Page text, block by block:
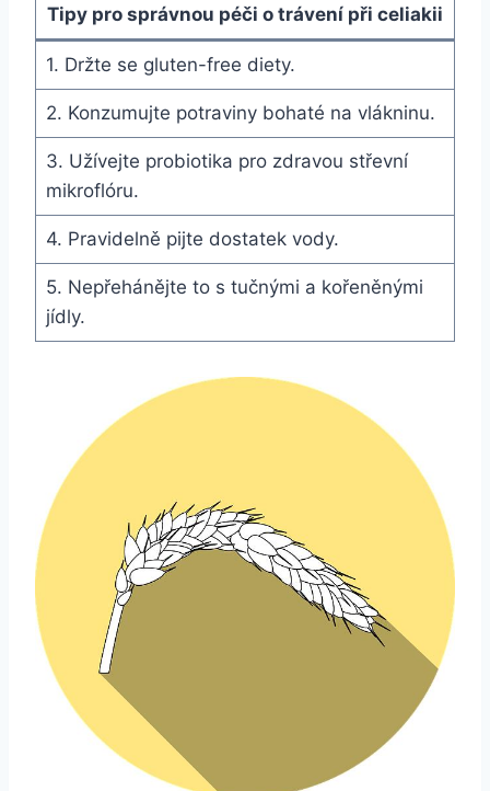
Tipy pro správnou péči o trávení při celiakii
1. Držte se gluten-free diety.
2. Konzumujte potraviny bohaté na vlákninu.
3. Užívejte probiotika pro zdravou střevní
mikroflóru.
4. Pravidelně pijte dostatek vody.
5. Nepřehánějte to s tučnými a kořeněnými
jídly.